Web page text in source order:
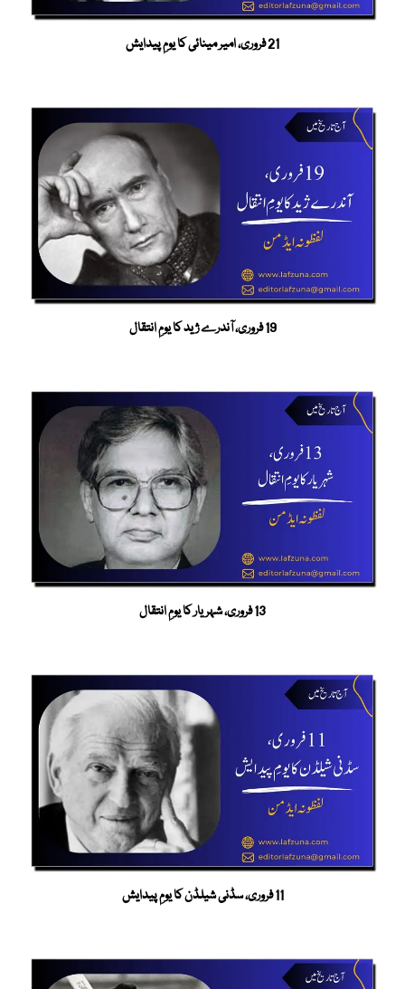
21 فروری، امیر مینائی کا یومِ پیدایش
19 فروری، آندرے ژید کا یومِ انتقال
13 فروری، شہریار کا یومِ انتقال
11 فروری، سڈنی شیلڈن کا یومِ پیدایش